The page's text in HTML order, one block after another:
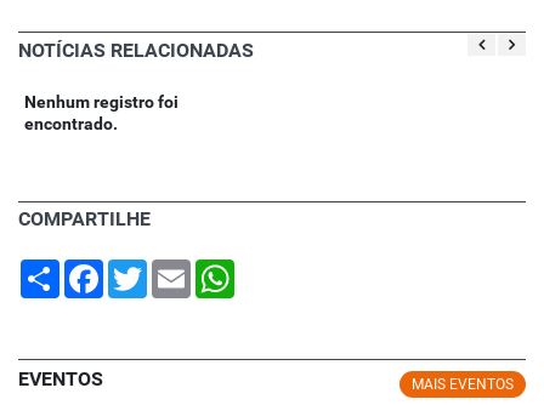
NOTÍCIAS RELACIONADAS
Nenhum registro foi
encontrado.
COMPARTILHE
Share Facebook
TwitterEmail
MAIS EVENTOS
EVENTOS